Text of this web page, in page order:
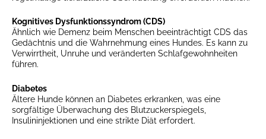
Kognitives Dysfunktionssyndrom (CDS)
Ähnlich wie Demenz beim Menschen beeinträchtigt CDS das
Gedächtnis und die Wahrnehmung eines Hundes. Es kann zu
Verwirrtheit, Unruhe und veränderten Schlafgewohnheiten
führen.
Diabetes
Ältere Hunde können an Diabetes erkranken, was eine
sorgfältige Überwachung des Blutzuckerspiegels,
Insulininjektionen und eine strikte Diät erfordert.